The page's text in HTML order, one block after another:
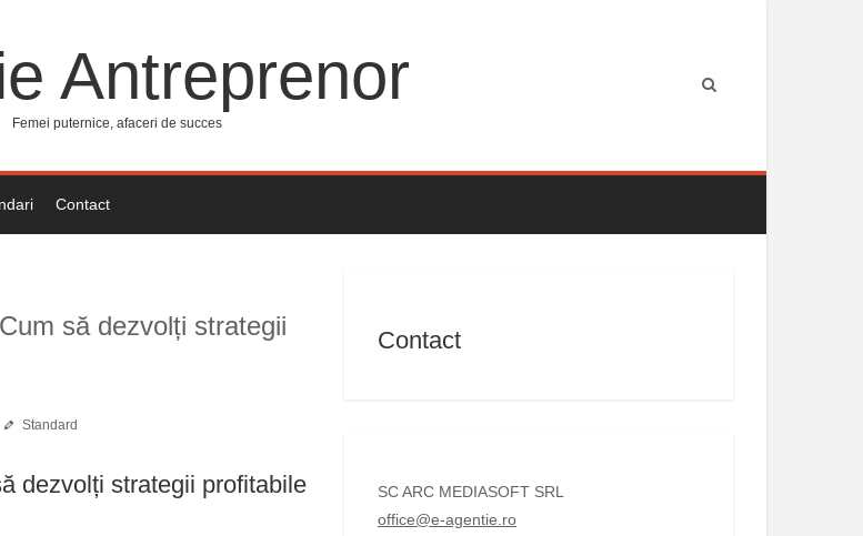
Antreprenor
Femei puternice, afaceri de succes
Contact
să dezvolți strategii
Standard
dezvolți strategii profitabile
Contact
SC ARC MEDIASOFT SRL
office@e-agentie.ro